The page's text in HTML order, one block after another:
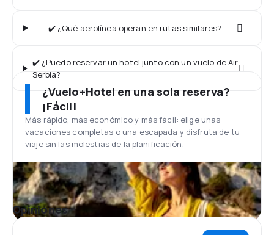
✔️ ¿Qué aerolínea operan en rutas similares?
✔️ ¿Puedo reservar un hotel junto con un vuelo de Air
Serbia?
¿Vuelo+Hotel en una sola reserva?
¡Fácil!
Más rápido, más económico y más fácil: elige unas
vacaciones completas o una escapada y disfruta de tu
viaje sin las molestias de la planificación.
Opiniones